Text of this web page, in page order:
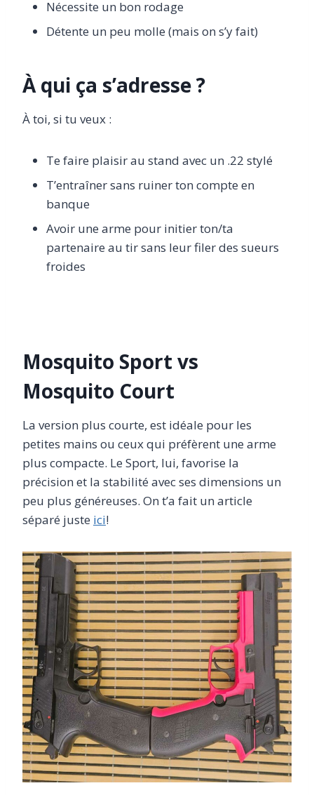
Nécessite un bon rodage
Détente un peu molle (mais on s’y fait)
À qui ça s’adresse ?
À toi, si tu veux :
Te faire plaisir au stand avec un .22 stylé
T’entraîner sans ruiner ton compte en
banque
Avoir une arme pour initier ton/ta
partenaire au tir sans leur filer des sueurs
froides
Mosquito Sport vs
Mosquito Court
La version plus courte, est idéale pour les
petites mains ou ceux qui préfèrent une arme
plus compacte. Le Sport, lui, favorise la
précision et la stabilité avec ses dimensions un
peu plus généreuses. On t’a fait un article
séparé juste ici!